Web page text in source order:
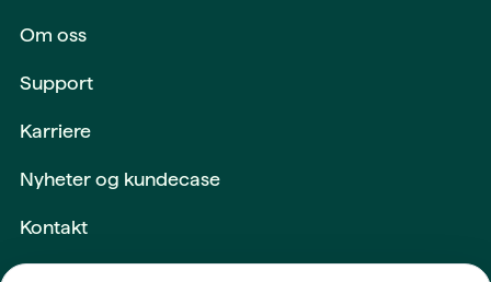
Om oss
Support
Karriere
Nyheter og kundecase
Kontakt